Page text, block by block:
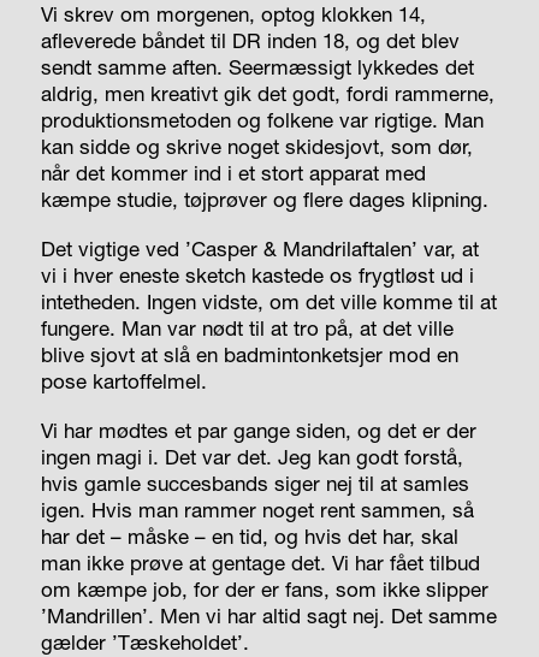
Vi skrev om morgenen, optog klokken 14,
afleverede båndet til DR inden 18, og det blev
sendt samme aften. Seermæssigt lykkedes det
aldrig, men kreativt gik det godt, fordi rammerne,
produktionsmetoden og folkene var rigtige. Man
kan sidde og skrive noget skidesjovt, som dør,
når det kommer ind i et stort apparat med
kæmpe studie, tøjprøver og flere dages klipning.
Det vigtige ved ’Casper & Mandrilaftalen’ var, at
vi i hver eneste sketch kastede os frygtløst ud i
intetheden. Ingen vidste, om det ville komme til at
fungere. Man var nødt til at tro på, at det ville
blive sjovt at slå en badmintonketsjer mod en
pose kartoffelmel.
Vi har mødtes et par gange siden, og det er der
ingen magi i. Det var det. Jeg kan godt forstå,
hvis gamle succesbands siger nej til at samles
igen. Hvis man rammer noget rent sammen, så
har det – måske – en tid, og hvis det har, skal
man ikke prøve at gentage det. Vi har fået tilbud
om kæmpe job, for der er fans, som ikke slipper
’Mandrillen’. Men vi har altid sagt nej. Det samme
gælder ’Tæskeholdet’.